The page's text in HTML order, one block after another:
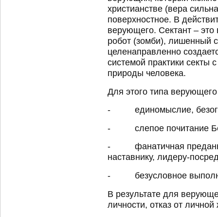
христианстве (вера
поверхностное. В
верующего. Сектант –
робот (зомби), лишенный
целенаправленно
системой практики секты
природы человека.
Для этого типа
- единомыслие,
- слепое почитание
- фанатичная
наставнику, лидеру-
- безусловное
В результате для
личности, отказ от личной